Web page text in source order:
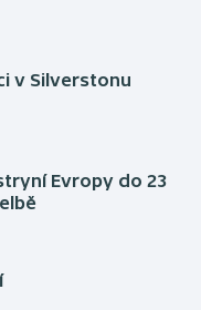
v Silverstonu
Evropy do 23